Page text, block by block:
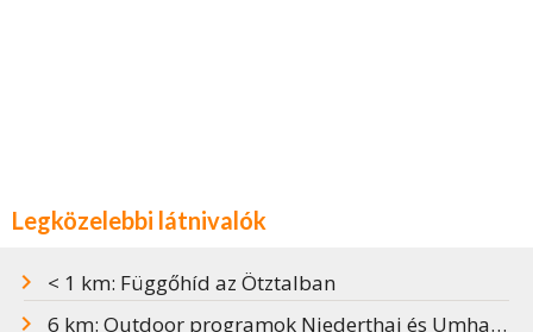
Legközelebbi látnivalók
< 1 km: Függőhíd az Ötztalban
6 km: Outdoor programok Niederthai és Umhausen környékén